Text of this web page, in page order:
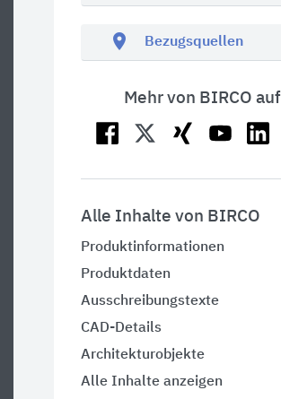
location_on Bezugsquellen
Mehr von BIRCO auf
Alle Inhalte von BIRCO
Produktinformationen
Produktdaten
Ausschreibungstexte
CAD-Details
Architekturobjekte
Alle Inhalte anzeigen